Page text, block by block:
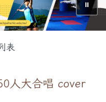
⏸
表
人大合唱 cover